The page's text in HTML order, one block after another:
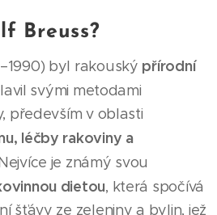
Breuss?
byl rakouský přírodní
svými metodami
především v oblasti
léčby rakoviny a
je známý svou
dietou, která spočívá
šťávy ze zeleniny a bylin, jež